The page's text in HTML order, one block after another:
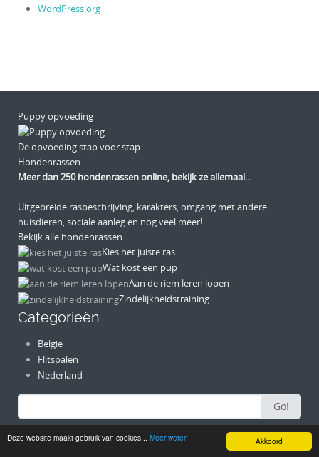
Akkoord
Deze website maakt gebruik van cookies... Meer weten
WordPress.org
Puppy opvoeding
De opvoeding stap voor stap
Hondenrassen
Meer dan 250 hondenrassen online, bekijk ze allemaal...
Uitgebreide rasbeschrijving, karakters, omgang met andere
huisdieren, sociale aanleg en nog veel meer!
Bekijk alle hondenrassen
Kies het juiste ras
Wat kost een pup
Aan de riem leren lopen
Zindelijkheidstraining
Categorieën
Belgie
Flitspalen
Nederland
Go!
Styled Themes